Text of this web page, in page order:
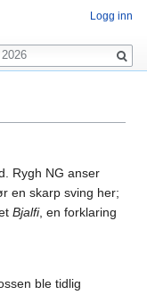
Rygh NG anser
en skarp sving her;
Bjalfi, en forklaring
ble tidlig
Logg inn